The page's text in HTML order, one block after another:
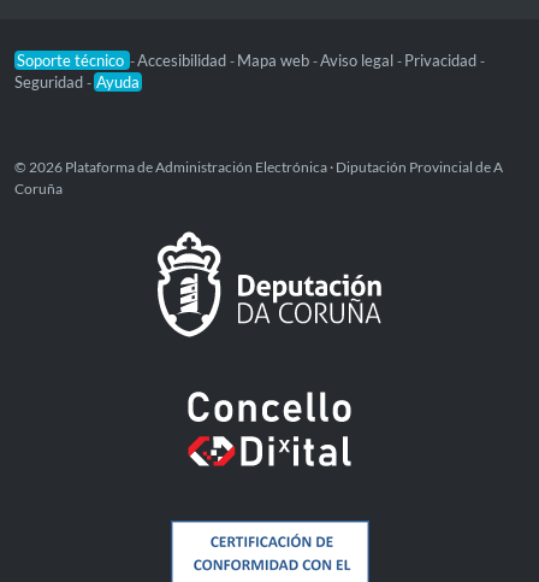
Soporte técnico -Accesibilidad - Mapa web -Aviso legal - Privacidad -
Seguridad - Ayuda
© 2026 Plataforma de Administración Electrónica · Diputación Provincial de A
Coruña